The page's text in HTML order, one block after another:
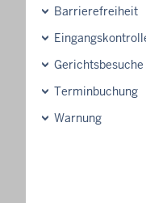
Barrierefreiheit
Terminbuchung
Warnung